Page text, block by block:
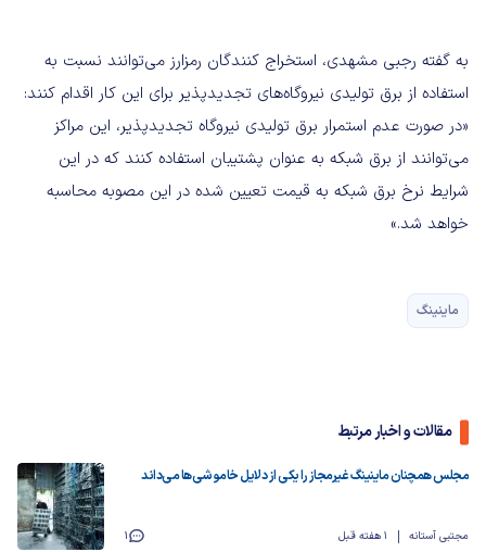
به گفته رجبی مشهدی، استخراج کنندگان رمزارز می‌توانند نسبت به
استفاده از برق تولیدی نیروگاه‌های تجدیدپذیر برای این کار اقدام کنند:
«در صورت عدم استمرار برق تولیدی نیروگاه تجدیدپذیر، این مراکز
می‌توانند از برق شبکه به عنوان پشتیبان استفاده کنند که در این
شرایط نرخ برق شبکه به قیمت تعیین شده در این مصوبه محاسبه
خواهد شد.»
ماینینگ
مقالات و اخبار مرتبط
مجلس همچنان ماینینگ غیرمجاز را یکی از دلایل خاموشی‌ها می‌داند
مجتبی آستانه 1 هفته قبل 1